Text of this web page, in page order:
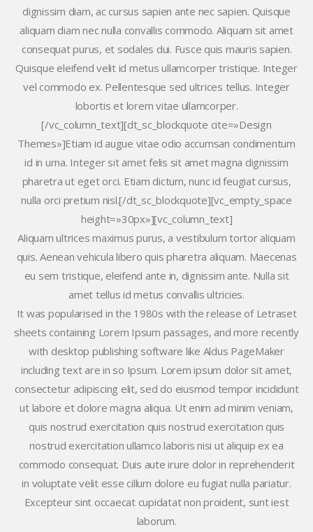
dignissim diam, ac cursus sapien ante nec sapien. Quisque
aliquam diam nec nulla convallis commodo. Aliquam sit amet
consequat purus, et sodales dui. Fusce quis mauris sapien.
Quisque eleifend velit id metus ullamcorper tristique. Integer
vel commodo ex. Pellentesque sed ultrices tellus. Integer
lobortis et lorem vitae ullamcorper.
[/vc_column_text][dt_sc_blockquote cite=»Design
Themes»]Etiam id augue vitae odio accumsan condimentum
id in urna. Integer sit amet felis sit amet magna dignissim
pharetra ut eget orci. Etiam dictum, nunc id feugiat cursus,
nulla orci pretium nisl.[/dt_sc_blockquote][vc_empty_space
height=»30px»][vc_column_text]
Aliquam ultrices maximus purus, a vestibulum tortor aliquam
quis. Aenean vehicula libero quis pharetra aliquam. Maecenas
eu sem tristique, eleifend ante in, dignissim ante. Nulla sit
amet tellus id metus convallis ultricies.
It was popularised in the 1980s with the release of Letraset
sheets containing Lorem Ipsum passages, and more recently
with desktop publishing software like Aldus PageMaker
including text are in so Ipsum. Lorem ipsum dolor sit amet,
consectetur adipiscing elit, sed do eiusmod tempor incididunt
ut labore et dolore magna aliqua. Ut enim ad minim veniam,
quis nostrud exercitation quis nostrud exercitation quis
nostrud exercitation ullamco laboris nisi ut aliquip ex ea
commodo consequat. Duis aute irure dolor in reprehenderit
in voluptate velit esse cillum dolore eu fugiat nulla pariatur.
Excepteur sint occaecat cupidatat non proident, sunt iest
laborum.